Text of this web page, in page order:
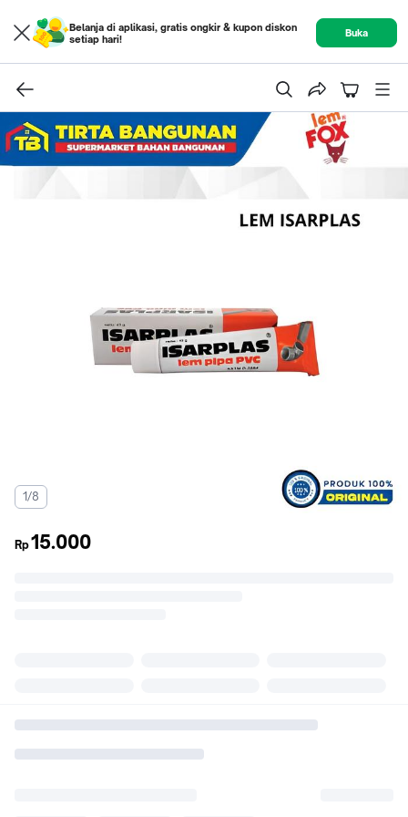
Belanja di aplikasi, gratis ongkir & kupon diskon
setiap hari!
Buka
1/8
Rp15.000